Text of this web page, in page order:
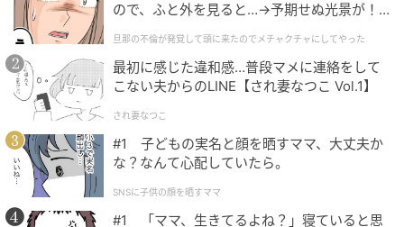
もし相続発生後に放棄を選択する場合は、自分一人で
完結させようとせず、次順位の親族へ事情を説明して
一斉に放棄手続きを行う段取りが必要です。相続放棄
の手続きは、自己のために相続の開始があったことを
知った時から3ヶ月以内という熟慮期間の制約がありま
す。時間切れとなってしまわないよう、早めに専門家
へ相談しておくことをおすすめします。
ので、ふと外を見ると…→予期せぬ光景が！
クチャにしてやった
旦那の不倫が発覚して頭に来たのでメチャクチャにしてやった
最初に感じた違和感…普段マメに連絡をして
こない夫からのLINE【され妻なつこ Vol.1】
され妻なつこ
#1 子どもの実名と顔を晒すママ、大丈夫か
な？なんて心配していたら。
SNSに子供の顔を晒すママ
#1 「ママ、生きてるよね？」寝ていると思